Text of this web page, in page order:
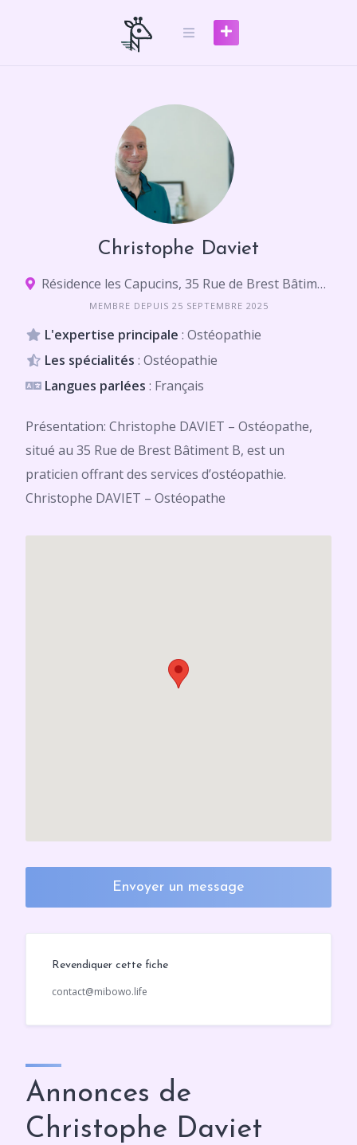
Christophe Daviet
Résidence les Capucins, 35 Rue de Brest Bâtiment B, 22000 Saint-Brieuc
MEMBRE DEPUIS 25 SEPTEMBRE 2025
L'expertise principale : Ostéopathie
Les spécialités : Ostéopathie
Langues parlées : Français
Présentation: Christophe DAVIET – Ostéopathe,
situé au 35 Rue de Brest Bâtiment B, est un
praticien offrant des services d’ostéopathie.
Christophe DAVIET – Ostéopathe
Envoyer un message
Revendiquer cette fiche
contact@mibowo.life
Annonces de
Christophe Daviet